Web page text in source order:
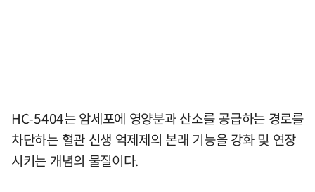
HC-5404는 암세포에 영양분과 산소를 공급하는 경로를
차단하는 혈관 신생 억제제의 본래 기능을 강화 및 연장
시키는 개념의 물질이다.